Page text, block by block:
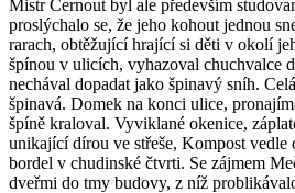
Mistr Černout byl ale především
proslýchalo se, že jeho kohout jednou
rarach, obtěžující hrající si děti v okolí
špínou v ulicích, vyhazoval chuchvalce
nechával dopadat jako špinavý sníh.
špinavá. Domek na konci ulice,
špíně kraloval. Vyviklané okenice,
unikající dírou ve střeše, Kompost vedle
bordel v chudinské čtvrti. Se zájmem
dveřmi do tmy budovy, z níž